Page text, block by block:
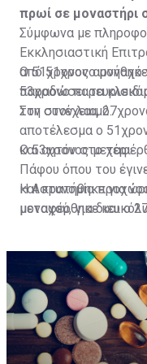
πρωί σε μοναστήρι
Σύμφωνα με
Εκκλησιαστική
από 51χρονο μοναχό
παραδώσει τα
Ο 51χρονος
53χρονο
τον στον λαιμό.
Στη συνέχεια,
αποτέλεσμα ο
και αυτόν στο χέρι.
Ο 53χρονος
Πάφου όπου του
και κρατήθηκε για
μεταφέρθηκε και ο
Η Αστυνομία
μοναχού, για
βλάβης,
παράνομης κατοχής